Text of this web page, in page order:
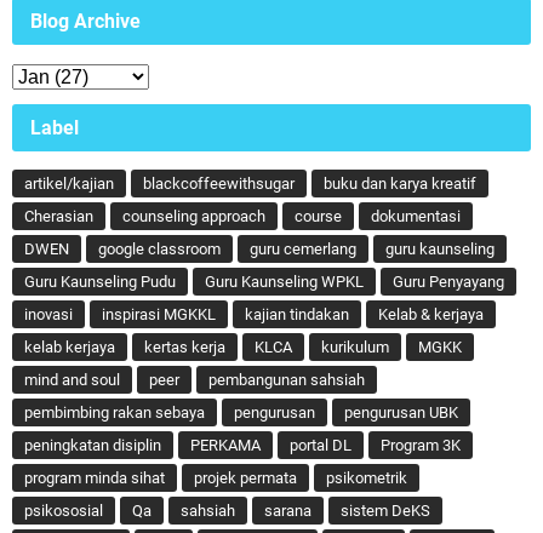
Blog Archive
Label
artikel/kajian blackcoffeewithsugar
buku dan karya kreatif
Cherasian
counseling approach course
dokumentasi
DWEN
google classroom guru cemerlang
guru kaunseling
Guru Kaunseling Pudu
Guru Kaunseling WPKL
Guru Penyayang
inovasi
inspirasi MGKKL kajian tindakan
Kelab & kerjaya
kelab kerjaya
kertas kerja KLCA kurikulum
MGKK
mind and soul
peer
pembangunan sahsiah
pembimbing rakan sebaya
pengurusan
pengurusan UBK
peningkatan disiplin
PERKAMA portal DL
Program 3K
program minda sihat
projek permata
psikometrik
psikososial
Qa sahsiah sarana
sistem DeKS